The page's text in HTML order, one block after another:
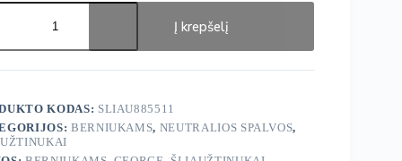
Į krepšelį
KODAS: SLIAU885511
BERNIUKAMS, NEUTRALIOS SPALVOS,